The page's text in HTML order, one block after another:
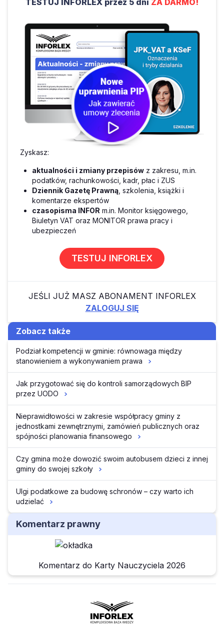
TESTUJ INFORLEX przez 5 dni ZA DARMO!
Zyskasz:
aktualności i zmiany przepisów z zakresu, m.in.
podatków, rachunkowości, kadr, płac i ZUS
Dziennik Gazetę Prawną , szkolenia, książki i
komentarze ekspertów
czasopisma INFOR m.in. Monitor księgowego,
Biuletyn VAT oraz MONITOR prawa pracy i
ubezpieczeń
TESTUJ INFORLEX
JEŚLI JUŻ MASZ ABONAMENT INFORLEX
ZALOGUJ SIĘ
Zobacz także
Podział kompetencji w gminie: równowaga między
stanowieniem a wykonywaniem prawa
Jak przygotować się do kontroli samorządowych BIP
przez UODO
Nieprawidłowości w zakresie współpracy gminy z
jednostkami zewnętrznymi, zamówień publicznych oraz
spójności planowania finansowego
Czy gmina może dowozić swoim autobusem dzieci z innej
gminy do swojej szkoły
Ulgi podatkowe za budowę schronów – czy warto ich
udzielać
Komentarz prawny
Komentarz do Karty Nauczyciela 2026